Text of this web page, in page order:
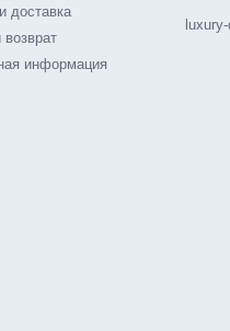
доставка
информация